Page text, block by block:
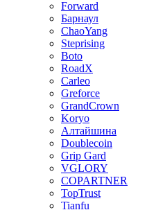
Forward
Барнаул
ChaoYang
Steprising
Boto
RoadX
Carleo
Greforce
GrandCrown
Koryo
Алтайшина
Doublecoin
Grip Gard
VGLORY
COPARTNER
TopTrust
Tianfu